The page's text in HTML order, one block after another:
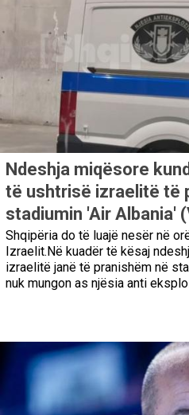
Ndeshja miqësore
të ushtrisë izraelitë të
stadiumin 'Air Albania'
Shqipëria do të luajë nesër në
Izraelit.Në kuadër të kësaj
izraelitë janë të pranishëm në
nuk mungon as njësia anti